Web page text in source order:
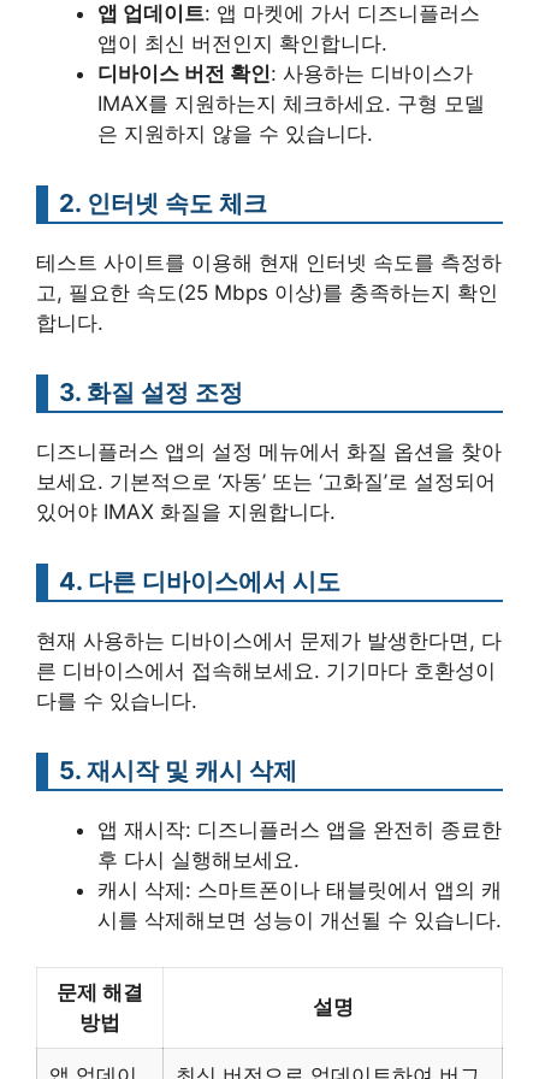
앱 업데이트: 앱 마켓에 가서 디즈니플러스
앱이 최신 버전인지 확인합니다.
디바이스 버전 확인: 사용하는 디바이스가
IMAX를 지원하는지 체크하세요. 구형 모델
은 지원하지 않을 수 있습니다.
2. 인터넷 속도 체크
테스트 사이트를 이용해 현재 인터넷 속도를 측정하
고, 필요한 속도(25 Mbps 이상)를 충족하는지 확인
합니다.
3. 화질 설정 조정
디즈니플러스 앱의 설정 메뉴에서 화질 옵션을 찾아
보세요. 기본적으로 ‘자동’ 또는 ‘고화질’로 설정되어
있어야 IMAX 화질을 지원합니다.
4. 다른 디바이스에서 시도
현재 사용하는 디바이스에서 문제가 발생한다면, 다
른 디바이스에서 접속해보세요. 기기마다 호환성이
다를 수 있습니다.
5. 재시작 및 캐시 삭제
앱 재시작: 디즈니플러스 앱을 완전히 종료한
후 다시 실행해보세요.
캐시 삭제: 스마트폰이나 태블릿에서 앱의 캐
시를 삭제해보면 성능이 개선될 수 있습니다.
문제 해결
방법
설명